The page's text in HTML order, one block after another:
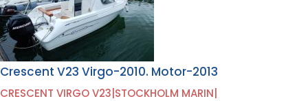
Crescent V23 Virgo-2010. Motor-2013
CRESCENT VIRGO V23 STOCKHOLM MARIN